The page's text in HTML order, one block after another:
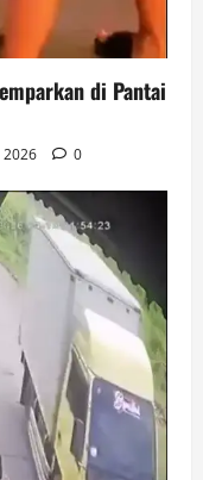
di Pantai
2026 0